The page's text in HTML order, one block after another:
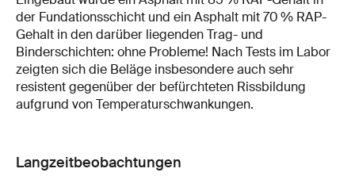
der Fundationsschicht und ein Asphalt mit 70 % RAP-
Gehalt in den darüber liegenden Trag- und
Binderschichten: ohne Probleme! Nach Tests im Labor
zeigten sich die Beläge insbesondere auch sehr
resistent gegenüber der befürchteten Rissbildung
aufgrund von Temperaturschwankungen.
Langzeitbeobachtungen